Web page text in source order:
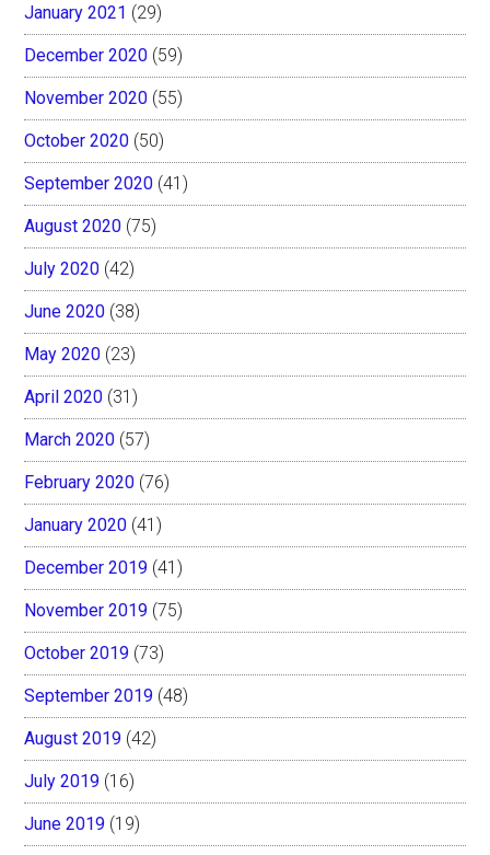
January 2021 (29)
December 2020 (59)
November 2020 (55)
October 2020 (50)
September 2020 (41)
August 2020 (75)
July 2020 (42)
June 2020 (38)
May 2020 (23)
April 2020 (31)
March 2020 (57)
February 2020 (76)
January 2020 (41)
December 2019 (41)
November 2019 (75)
October 2019 (73)
September 2019 (48)
August 2019 (42)
July 2019 (16)
June 2019 (19)